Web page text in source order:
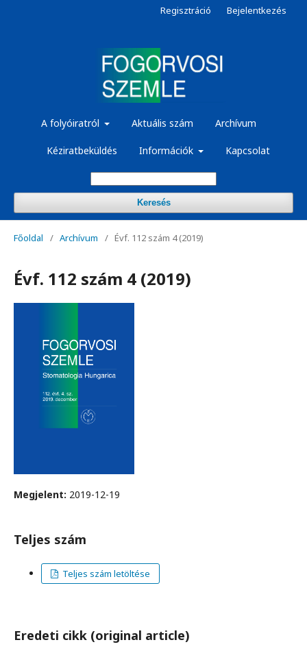
A folyóiratról Aktuális szám Archívum
Kéziratbeküldés Információk Kapcsolat
Keresés
Regisztráció Bejelentkezés
Főoldal / Archívum / Évf. 112 szám 4 (2019)
Évf. 112 szám 4 (2019)
Megjelent: 2019-12-19
Teljes szám
Teljes szám letöltése
Eredeti cikk (original article)